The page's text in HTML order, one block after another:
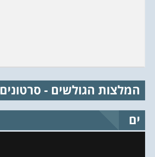
המלצות הגולשים - סרטונים
ים